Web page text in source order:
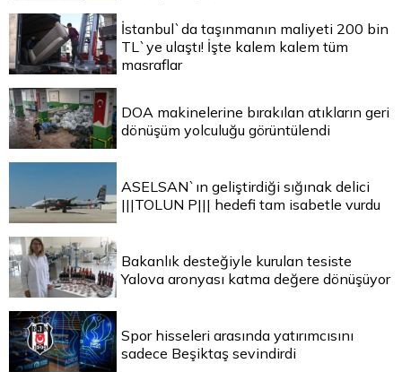
İstanbul`da taşınmanın maliyeti 200 bin
TL`ye ulaştı! İşte kalem kalem tüm
masraflar
DOA makinelerine bırakılan atıkların geri
dönüşüm yolculuğu görüntülendi
ASELSAN`ın geliştirdiği sığınak delici
|||TOLUN P||| hedefi tam isabetle vurdu
Bakanlık desteğiyle kurulan tesiste
Yalova aronyası katma değere dönüşüyor
Spor hisseleri arasında yatırımcısını
sadece Beşiktaş sevindirdi